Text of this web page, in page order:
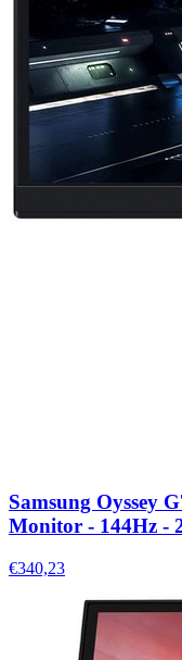
Samsung Oyssey
Monitor - 144Hz -
€340,23